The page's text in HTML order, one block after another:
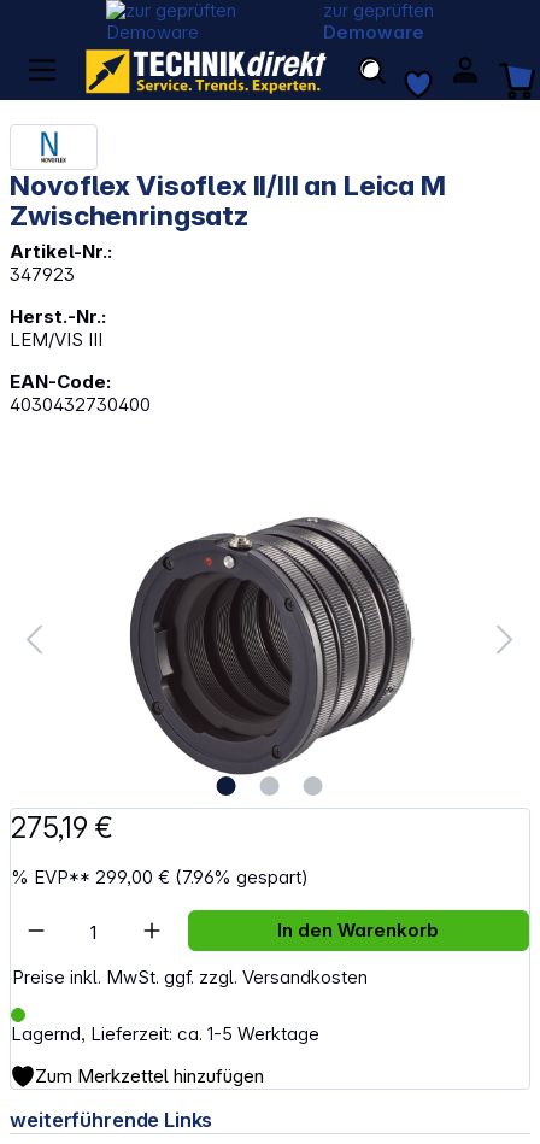
zur geprüften
Demoware
Novoflex Visoflex II/III an Leica M
Zwischenringsatz
Artikel-Nr.:
347923
Herst.-Nr.:
LEM/VIS III
EAN-Code:
4030432730400
275,19 €
% EVP**299,00 € (7.96% gespart)
Preise inkl. MwSt. ggf. zzgl. Versandkosten
Lagernd, Lieferzeit: ca. 1-5 Werktage
Artikel Anzahl: Gib den gewünschten
In den Warenkorb
Zum Merkzettel hinzufügen
weiterführende Links